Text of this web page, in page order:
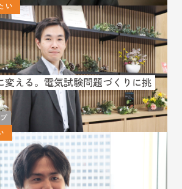
い
変える。電気試験問題づくりに挑